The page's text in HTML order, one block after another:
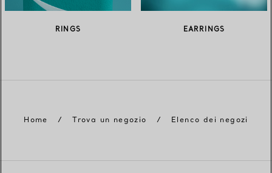
RINGS EARRINGS
Home / Trova un negozio / Elenco dei negozi